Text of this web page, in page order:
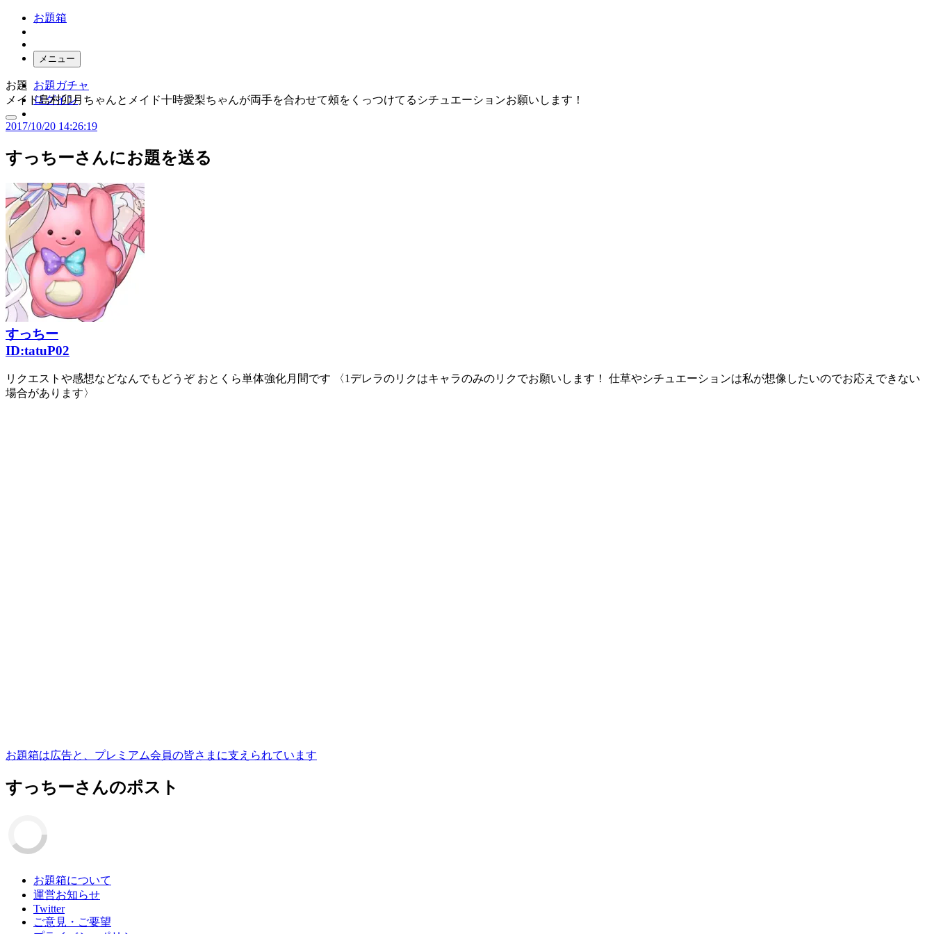
お題箱
メニュー
お題ガチャ
ログイン
お題
メイド島村卯月ちゃんとメイド十時愛梨ちゃんが両手を合わせて頰をくっつけてるシチュエーションお願いします！
2017/10/20 14:26:19
すっちーさんにお題を送る
すっちー
ID:tatuP02
リクエストや感想などなんでもどうぞ おとくら単体強化月間です 〈1デレラのリクはキャラのみのリクでお願いします！ 仕草やシチュエーションは私が想像したいのでお応えできない
場合があります〉
お題箱は広告と、プレミアム会員の皆さまに支えられています
すっちーさんのポスト
お題箱について
運営お知らせ
Twitter
ご意見・ご要望